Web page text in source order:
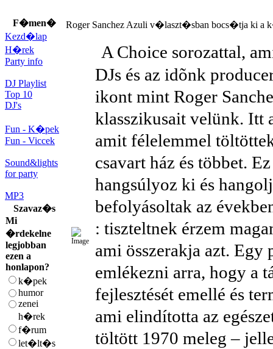
F�men�
Kezd�lap
H�rek
Party info
DJ Playlist
Top 10
DJ's
Fun - K�pek
Fun - Viccek
Sound&lights
for party
MP3
Szavaz�s
Mi
�rdekelne
legjobban
ezen a
honlapon?
k�pek
humor
zenei
h�rek
f�rum
let�lt�s
Roger Sanchez Azuli v�laszt�sban bocs�tja ki
A Choice sorozattal,
DJs és az idõnk
ikont mint Roger
klasszikusait velünk. Itt
amit félelemmel
csavart ház és többet.
hangsúlyoz ki és
befolyásoltak az
: tiszteltnek érzem
ami összerakja azt.
emlékezni arra, hogy a
fejlesztését emellé és
ami elindította az
töltött 1970 meleg –